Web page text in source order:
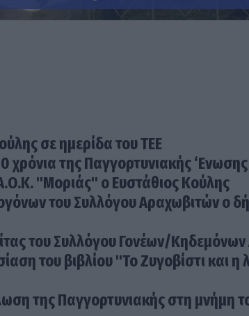
σε ημερίδα του ΤΕΕ
χρόνια της Παγγορτυνιακής ‘Ενωσης
"Μοριάς" ο Ευστάθιος Κούλης
του Συλλόγου Αραχωβιτών ο
του Συλλόγου Γονέων/
του βιβλίου "Το Ζυγοβίστι και
της Παγγορτυνιακής στη μνήμη